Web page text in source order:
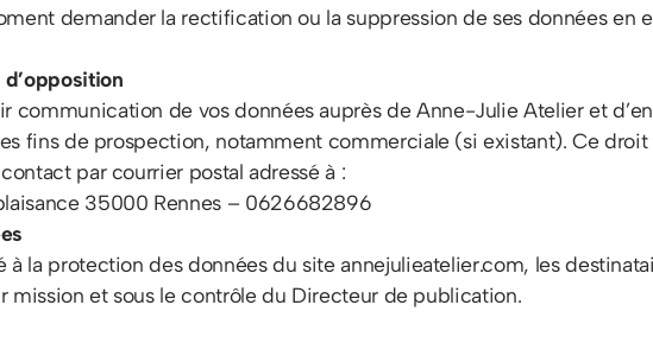
demander la rectification ou la suppression de ses données en
communication de vos données auprès de Anne-Julie Atelier et
fins de prospection, notamment commerciale (si existant). Ce
par courrier postal adressé à :
35000 Rennes – 0626682896
à la protection des données du site annejulieatelier.com, les
mission et sous le contrôle du Directeur de publication.